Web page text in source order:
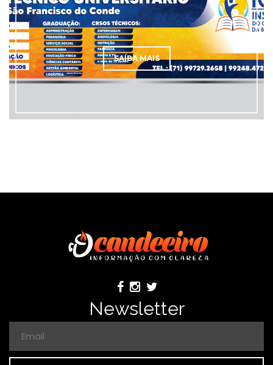
SAÍBA MAIS
Newsletter